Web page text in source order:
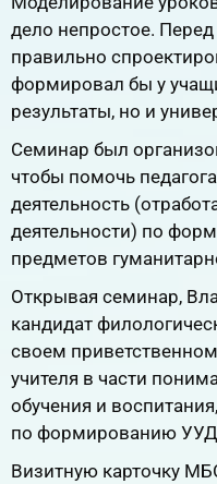
дело непростое.
правильно
формировал бы у
результаты, но и
Семинар был
чтобы помочь
деятельность
деятельности) по
предметов
Открывая семинар,
кандидат
своем
учителя в части
обучения и
по формированию
Визитную карточку